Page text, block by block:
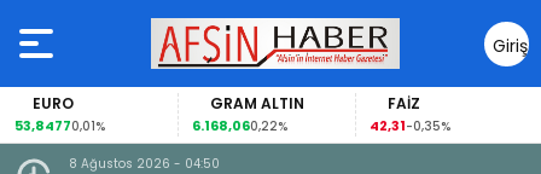
Giriş
Yap
EURO
53,84770,01%
GRAM ALTIN
6.168,060,22%
FAİZ
42,31-0,35%
8 Ağustos 2026 - 04:50